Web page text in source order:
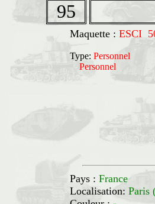
95
Maquette : ESCI
Type: Personnel
Personnel
Pays : France
Localisation: